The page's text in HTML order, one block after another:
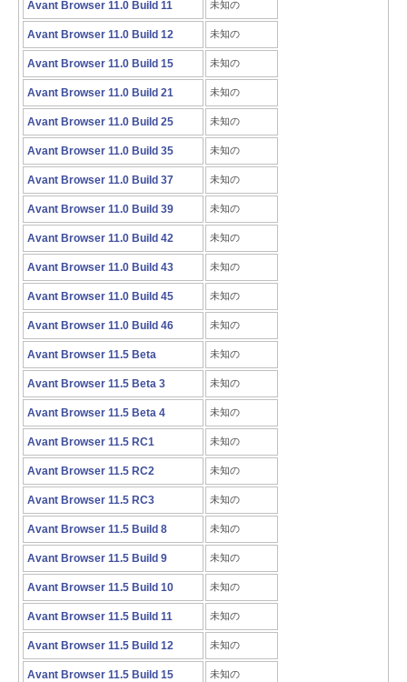
Avant Browser 11.0 Build 11 未知の
Avant Browser 11.0 Build 12 未知の
Avant Browser 11.0 Build 15 未知の
Avant Browser 11.0 Build 21 未知の
Avant Browser 11.0 Build 25 未知の
Avant Browser 11.0 Build 35 未知の
Avant Browser 11.0 Build 37 未知の
Avant Browser 11.0 Build 39 未知の
Avant Browser 11.0 Build 42 未知の
Avant Browser 11.0 Build 43 未知の
Avant Browser 11.0 Build 45 未知の
Avant Browser 11.0 Build 46 未知の
Avant Browser 11.5 Beta 未知の
Avant Browser 11.5 Beta 3 未知の
Avant Browser 11.5 Beta 4 未知の
Avant Browser 11.5 RC1 未知の
Avant Browser 11.5 RC2 未知の
Avant Browser 11.5 RC3 未知の
Avant Browser 11.5 Build 8 未知の
Avant Browser 11.5 Build 9 未知の
Avant Browser 11.5 Build 10 未知の
Avant Browser 11.5 Build 11 未知の
Avant Browser 11.5 Build 12 未知の
Avant Browser 11.5 Build 15 未知の